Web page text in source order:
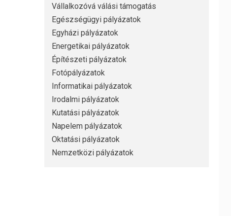
Vállalkozóvá válási támogatás
Egészségügyi pályázatok
Egyházi pályázatok
Energetikai pályázatok
Építészeti pályázatok
Fotópályázatok
Informatikai pályázatok
Irodalmi pályázatok
Kutatási pályázatok
Napelem pályázatok
Oktatási pályázatok
Nemzetközi pályázatok